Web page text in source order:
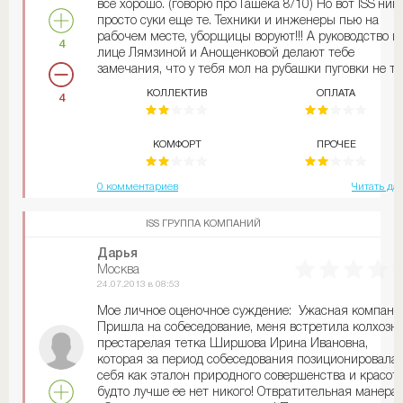
«Фэсилити Сервисиз Рус» и отправилась домой. Тем,
кому еще посчастливиться, отправиться на
собеседование в петербургский офис, прошу
внимание на данный отзыв.
Положительных впечатлений нет.
4
4
все хорошо. (говорю про Гашека 8/10) Но вот
просто суки еще те. Техники и инженеры пью на
рабочем месте, уборщицы воруют!!! А руководство в
лице Лямзиной и Анощенковой делают тебе
замечания, что у тебя мол на рубашки пуговки не
хороших сотрудников до увольнения. На работе
выгараешь, условия скотские, рабочее место
Лямзина все заминает), потому что никаких
у тебя нет и про свою компанию ты ничего не
толком. В Сити есть один отдел кому было не
моего ухода, справедливость восторжествует.
Всегда помогут.
КОЛЛЕКТИВ
КОМФОРТ
ОПЛАТА
ПРОЧЕЕ
0 комментариев Читать
ISS ГРУППА КОМПАНИЙ
Дарья
Москва
24.07.2013 в 08:53
Мое личное оценочное суждение: Ужасная
Пришла на собеседование, меня встретила
престарелая тетка Ширшова Ирина Ивановна,
которая за период собеседования позиционировала
себя как эталон природного совершенства и
будто лучше ее нет никого! Отвратительная манера